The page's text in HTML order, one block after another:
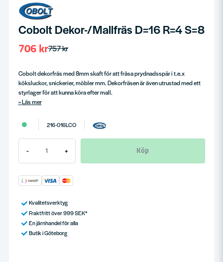
Cobolt Dekor-/Mallfräs D=16 R=4 S=8
757 kr
706 kr
Cobolt dekorfräs med 8mm skaft för att fräsa prydnadsspår i t.e.x
köksluckor, snickerier, möbler mm. Dekorfräsen är även utrustad med ett
styrlager för att kunna köra efter mall.
Läs mer
216-016LCO
- + Köp
Kvalitetsverktyg
Fraktfritt över 999 SEK*
En järnhandel för alla
Butik i Göteborg